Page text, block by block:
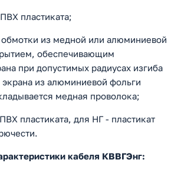
пластиката;
из медной или алюминиевой
обеспечивающим
при допустимых радиусах изгиба
из алюминиевой фольги
медная проволока;
пластиката, для НГ - пластикат
кабеля КВВГЭнг: